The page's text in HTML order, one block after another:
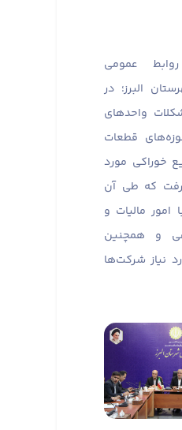
عمومی
البرز؛ در
واحدهای
قطعات
خوراکی مورد
که طی آن
امور مالیات و
و همچنین
نیاز شرکت‌ها